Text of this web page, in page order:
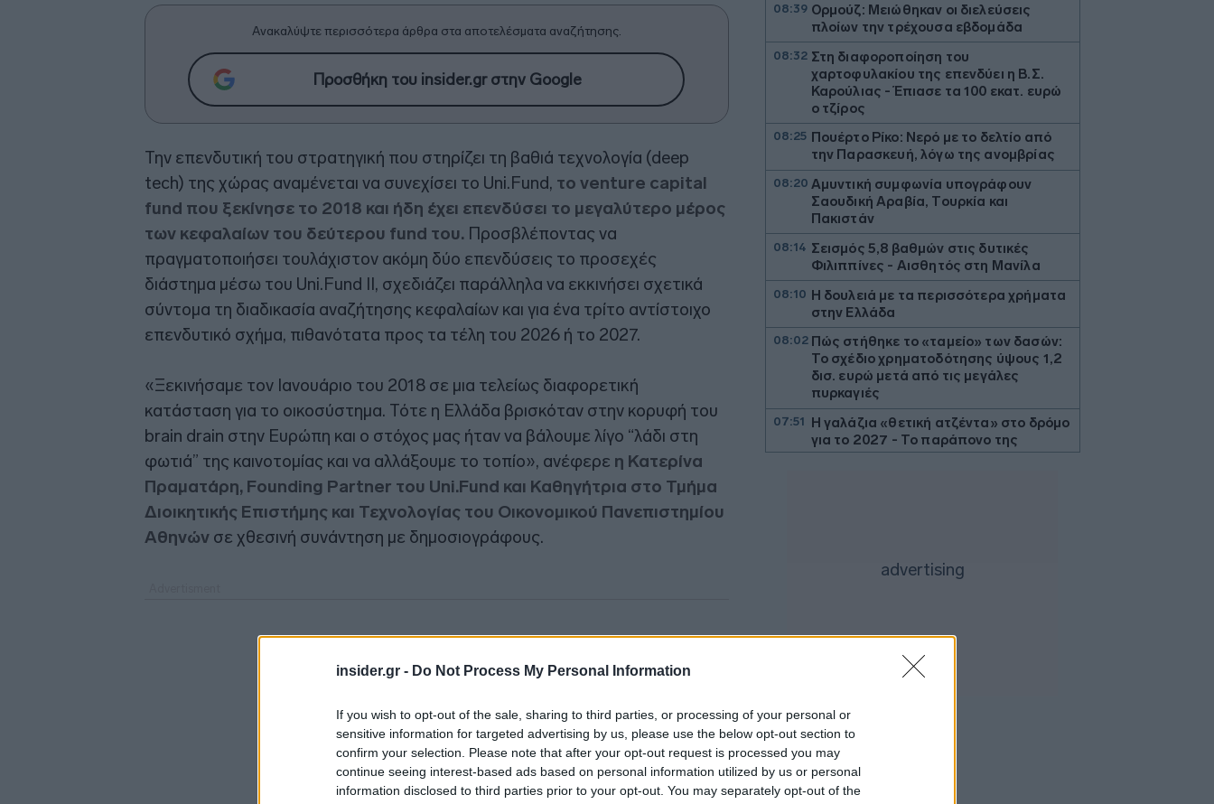
insider.gr - Do Not Process My Personal Information
If you wish to opt-out of the sale, sharing to third parties, or processing of your personal or
sensitive information for targeted advertising by us, please use the below opt-out section to
confirm your selection. Please note that after your opt-out request is processed you may
continue seeing interest-based ads based on personal information utilized by us or personal
information disclosed to third parties prior to your opt-out. You may separately opt-out of the
Ανακαλύψτε περισσότερα άρθρα στα αποτελέσματα αναζήτησης.
Προσθήκη του insider.gr στην Google
Την επενδυτική του στρατηγική που στηρίζει τη βαθιά τεχνολογία (deep
tech) της χώρας αναμένεται να συνεχίσει το Uni.Fund, το venture capital
fund που ξεκίνησε το 2018 και ήδη έχει επενδύσει το μεγαλύτερο μέρος
των κεφαλαίων του δεύτερου fund του. Προσβλέποντας να
πραγματοποιήσει τουλάχιστον ακόμη δύο επενδύσεις το προσεχές
διάστημα μέσω του Uni.Fund II, σχεδιάζει παράλληλα να εκκινήσει σχετικά
σύντομα τη διαδικασία αναζήτησης κεφαλαίων και για ένα τρίτο αντίστοιχο
επενδυτικό σχήμα, πιθανότατα προς τα τέλη του 2026 ή το 2027.
«Ξεκινήσαμε τον Ιανουάριο του 2018 σε μια τελείως διαφορετική
κατάσταση για το οικοσύστημα. Τότε η Ελλάδα βρισκόταν στην κορυφή του
brain drain στην Ευρώπη και ο στόχος μας ήταν να βάλουμε λίγο “λάδι στη
φωτιά” της καινοτομίας και να αλλάξουμε το τοπίο», ανέφερε η Κατερίνα
Πραματάρη, Founding Partner του Uni.Fund και Καθηγήτρια στο Τμήμα
Διοικητικής Επιστήμης και Τεχνολογίας του Οικονομικού Πανεπιστημίου
Αθηνών σε χθεσινή συνάντηση με δημοσιογράφους.
08:39 Ορμούζ: Μειώθηκαν οι διελεύσεις
πλοίων την τρέχουσα εβδομάδα
08:32 Στη διαφοροποίηση του
χαρτοφυλακίου της επενδύει η Β.Σ.
Καρούλιας - Έπιασε τα 100 εκατ. ευρώ
ο τζίρος
08:25 Πουέρτο Ρίκο: Νερό με το δελτίο από
την Παρασκευή, λόγω της ανομβρίας
08:20 Aμυντική συμφωνία υπογράφουν
Σαουδική Αραβία, Τουρκία και
Πακιστάν
08:14 Σεισμός 5,8 βαθμών στις δυτικές
Φιλιππίνες - Αισθητός στη Μανίλα
08:10 Η δουλειά με τα περισσότερα χρήματα
στην Ελλάδα
08:02 Πώς στήθηκε το «ταμείο» των δασών:
Το σχέδιο χρηματοδότησης ύψους 1,2
δισ. ευρώ μετά από τις μεγάλες
πυρκαγιές
07:51 Η γαλάζια «θετική ατζέντα» στο δρόμο
για το 2027 - Το παράπονο της
Καρυστιανού - Στον ΣΥΡΙΖΑ μελετούν
συνεχίζεται - Διαγραφή 6,5 δισ. ευρώ
«πράσινα», «κίτρινα» και «κόκκινα»
Τι φέρνει η ενεργειακή ρήτρα
ευρώ που «κλειδώνουν» για τη ΔΕΘ
07:10 Ρήτρα χωρίς «διαφυγή» - Αθόρυβα
πάνω από το 30% η UniCredit - Στην
τελική ευθεία το Καστέλι